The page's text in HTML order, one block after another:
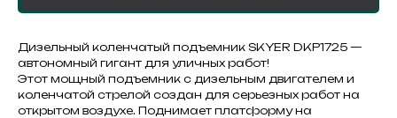
Дизельный коленчатый подъемник SKYER DKP1725 —
автономный гигант для уличных работ!
Этот мощный подъемник с дизельным двигателем и
коленчатой стрелой создан для серьезных работ на
открытом воздухе. Поднимает платформу на